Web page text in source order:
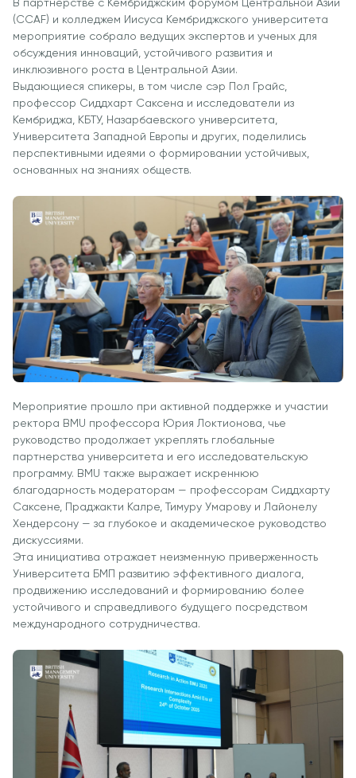
Взаимодействие с
Корпоративным
Сектором
Членство в
Профессиональных
Ассоциациях
Международное
Партнерство
Queen Margaret
Центр Прикладных
Исследований
Академические
Вакансии
Не
Академические
Вакансии
Заявка и сборы
Магистратура
Описание
Заявка и сборы
Подготовительные
Программа Pre-
Подготовка к
экзаменам Excel
Expert и Power
BI Data Analyst.
Цифровое
Лидерство с
Использованием
Искусственного
Интеллекта и
Бизнес-
PMI
Сертификация
Гранты и
Стипендии
переводе и
прямом
поступлении на
2026 год
Клубы
Что нового?
Статьи
Фото
Посетить
Cambridge
Dream
заявку и
участие в
конкурсе
В партнерстве с Кембриджским форумом Центральной Азии
(CCAF) и колледжем Иисуса Кембриджского университета
мероприятие собрало ведущих экспертов и ученых для
обсуждения инноваций, устойчивого развития и
инклюзивного роста в Центральной Азии.
Выдающиеся спикеры, в том числе сэр Пол Грайс,
профессор Сиддхарт Саксена и исследователи из
Кембриджа, КБТУ, Назарбаевского университета,
Университета Западной Европы и других, поделились
перспективными идеями о формировании устойчивых,
основанных на знаниях обществ.
Мероприятие прошло при активной поддержке и участии
ректора BMU профессора Юрия Локтионова, чье
руководство продолжает укреплять глобальные
партнерства университета и его исследовательскую
программу. BMU также выражает искреннюю
благодарность модераторам — профессорам Сиддхарту
Саксене, Праджакти Калре, Тимуру Умарову и Лайонелу
Хендерсону — за глубокое и академическое руководство
дискуссиями.
Эта инициатива отражает неизменную приверженность
Университета БМП развитию эффективного диалога,
продвижению исследований и формированию более
устойчивого и справедливого будущего посредством
международного сотрудничества.